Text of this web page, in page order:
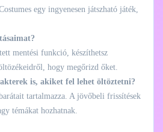
egy ingyenesen játszható játék,
mentési funkció, készíthetsz
hogy megőrizd őket.
is, akiket fel lehet öltöztetni?
tartalmazza. A jövőbeli frissítések
témákat hozhatnak.